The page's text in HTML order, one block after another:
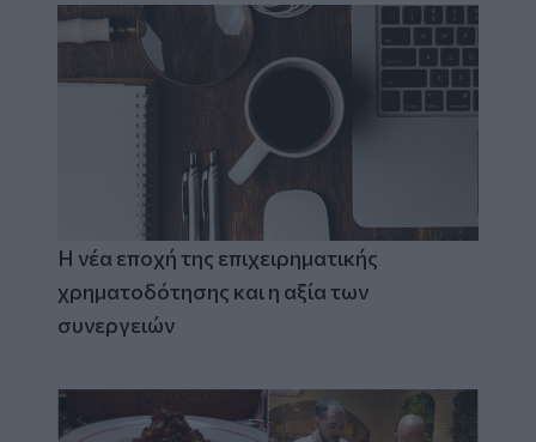
Η νέα εποχή της επιχειρηματικής
χρηματοδότησης και η αξία των
συνεργειών